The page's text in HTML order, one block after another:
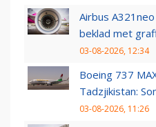
Airbus
beklad met
03-08-2026, 12:34
Boeing 737
Tadzjikistan:
03-08-2026, 11:26